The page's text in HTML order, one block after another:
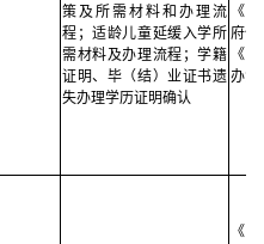
策及所需材料和办理流
程；适龄儿童延缓入学所
需材料及办理流程；学籍
证明、毕（结）业证书遗
失办理学历证明确认
《
府信
《
办法
《